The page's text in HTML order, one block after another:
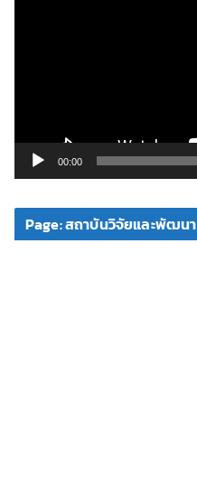
ดี
โ
00:00
Page: สถาบันวิจัยและพัฒนา